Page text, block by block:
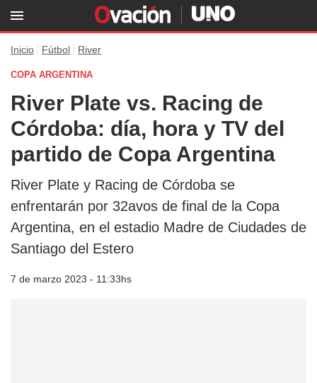
Inicio Fútbol River
COPA ARGENTINA
River Plate vs. Racing de
Córdoba: día, hora y TV del
partido de Copa Argentina
River Plate y Racing de Córdoba se
enfrentarán por 32avos de final de la Copa
Argentina, en el estadio Madre de Ciudades de
Santiago del Estero
7 de marzo 2023 - 11:33hs